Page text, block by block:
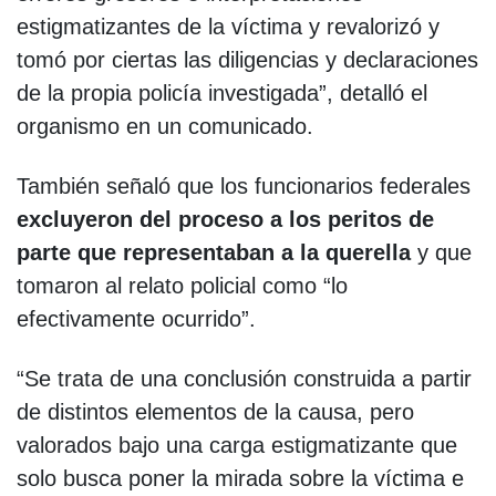
estigmatizantes de la víctima y revalorizó y
tomó por ciertas las diligencias y declaraciones
de la propia policía investigada”, detalló el
organismo en un comunicado.
También señaló que los funcionarios federales
excluyeron del proceso a los peritos de
parte que representaban a la querellay que
tomaron al relato policial como “lo
efectivamente ocurrido”.
“Se trata de una conclusión construida a partir
de distintos elementos de la causa, pero
valorados bajo una carga estigmatizante que
solo busca poner la mirada sobre la víctima e